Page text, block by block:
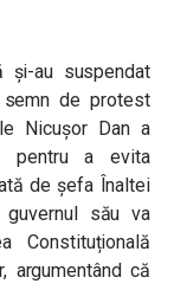
și-au suspendat
semn de protest
Nicușor Dan a
pentru a evita
de șefa Înaltei
său va
Constituțională
argumentând că